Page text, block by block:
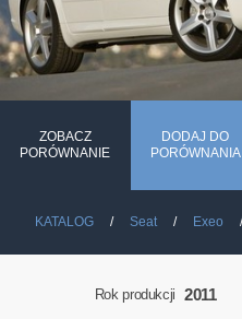
ZOBACZ
PORÓWNANIE
DODAJ DO
PORÓWNANIA
KATALOG Seat Exeo
Rok produkcji 2011